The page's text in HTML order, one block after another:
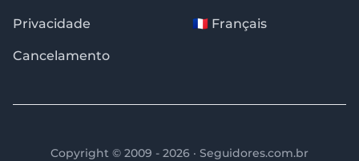
Privacidade
Cancelamento
🇫🇷 Français
Copyright © 2009 - 2026 · Seguidores.com.br